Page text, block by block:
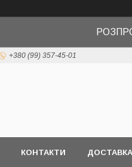
+380 (99) 357-45-01
КОНТАКТИ